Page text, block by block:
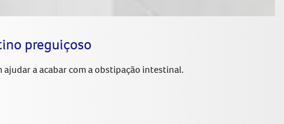
preguiçoso
a acabar com a obstipação intestinal.